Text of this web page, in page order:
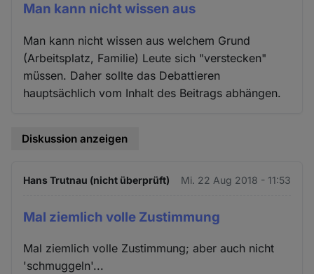
Man kann nicht wissen aus
Man kann nicht wissen aus welchem Grund
(Arbeitsplatz, Familie) Leute sich "verstecken"
müssen. Daher sollte das Debattieren
hauptsächlich vom Inhalt des Beitrags abhängen.
Diskussion anzeigen
Hans Trutnau (nicht überprüft) Mi. 22 Aug 2018 - 11:53
Mal ziemlich volle Zustimmung
Mal ziemlich volle Zustimmung; aber auch nicht
'schmuggeln'...